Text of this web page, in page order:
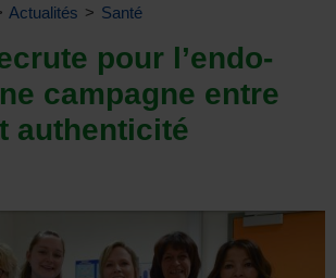
Actualités > Santé
pour l’endo-
campagne entre
authenticité